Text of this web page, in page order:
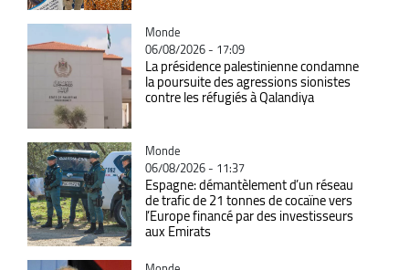
Catégorie
Monde
06/08/2026 - 17:09
La présidence palestinienne condamne
la poursuite des agressions sionistes
contre les réfugiés à Qalandiya
Catégorie
Monde
06/08/2026 - 11:37
Espagne: démantèlement d’un réseau
de trafic de 21 tonnes de cocaïne vers
l’Europe financé par des investisseurs
aux Emirats